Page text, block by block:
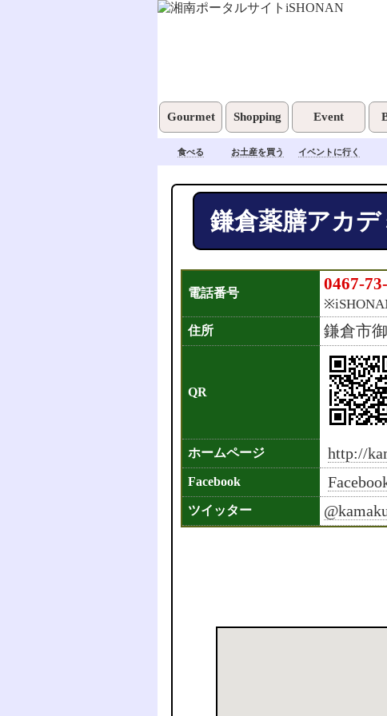
Gourmet Shopping Event
食べる お土産を買う イベントに行く
鎌倉薬膳アカデ
電話番号 0467-
住所 鎌倉市
QR
ホームページ http://
Facebook
ツイッター